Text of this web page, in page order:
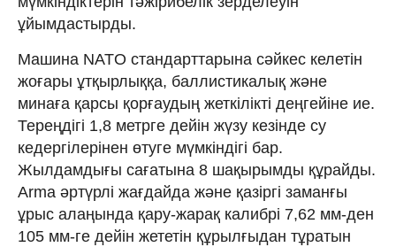
ұйымдастырды.
Машина NATO стандарттарына сәйкес келетін
жоғары ұтқырлыққа, баллистикалық және
минаға қарсы қорғаудың жеткілікті деңгейіне ие.
Тереңдігі 1,8 метрге дейін жүзу кезінде су
кедергілерінен өтуге мүмкіндігі бар.
Жылдамдығы сағатына 8 шақырымды құрайды.
Arma әртүрлі жағдайда және қазіргі заманғы
ұрыс алаңында қару-жарақ калибрі 7,62 мм-ден
105 мм-ге дейін жететін құрылғыдан тұратын